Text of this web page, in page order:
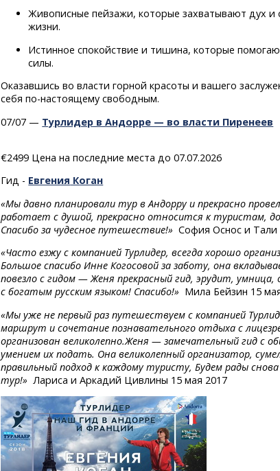
Живописные пейзажи, которые захватывают дух
жизни.
Истинное спокойствие и тишина, которые
силы.
Оказавшись во власти горной красоты и вашего
себяпо-настоящему свободным.
07/07 — Турлидер в Андорре — во власти Пиренеев
€2499 Цена на последние места до 07.07.2026
Гид - Евгения Коган
«Мы давно планировали тур в Андорру и прекрасно
работает с душой, прекрасно относится к туристам,
Спасибо за чудесное путешествие!» София Оснос и
«Часто езжу с компанией Турлидер, всегда хорошо
Большое спасибо Инне Когосовой за заботу, она
повезло с гидом — Женя прекрасный гид, эрудит, умница,
с богатым русским языком! Спасибо!» Мила Бейзин 15
«Мы уже не первый раз путешествуем с компанией
маршрут и сочетание познавательного отдыха с
организован великолепно.Женя — замечательный гид с
умением их подать. Она великолепный организатор,
правильный подход к каждому туристу, Будем рады
тур!» Лариса и Аркадий Цивлины 15 мая 2017